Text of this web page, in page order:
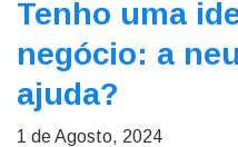
Tenho uma
negócio: a
ajuda?
1 de Agosto, 2024